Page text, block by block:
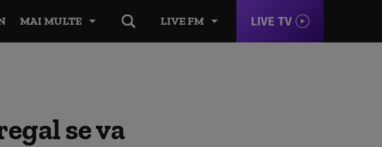
LIVE FM LIVE TV
MAI MULTE
se va